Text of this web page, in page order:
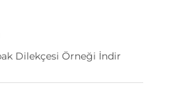
Dilekçesi Örneği İndir